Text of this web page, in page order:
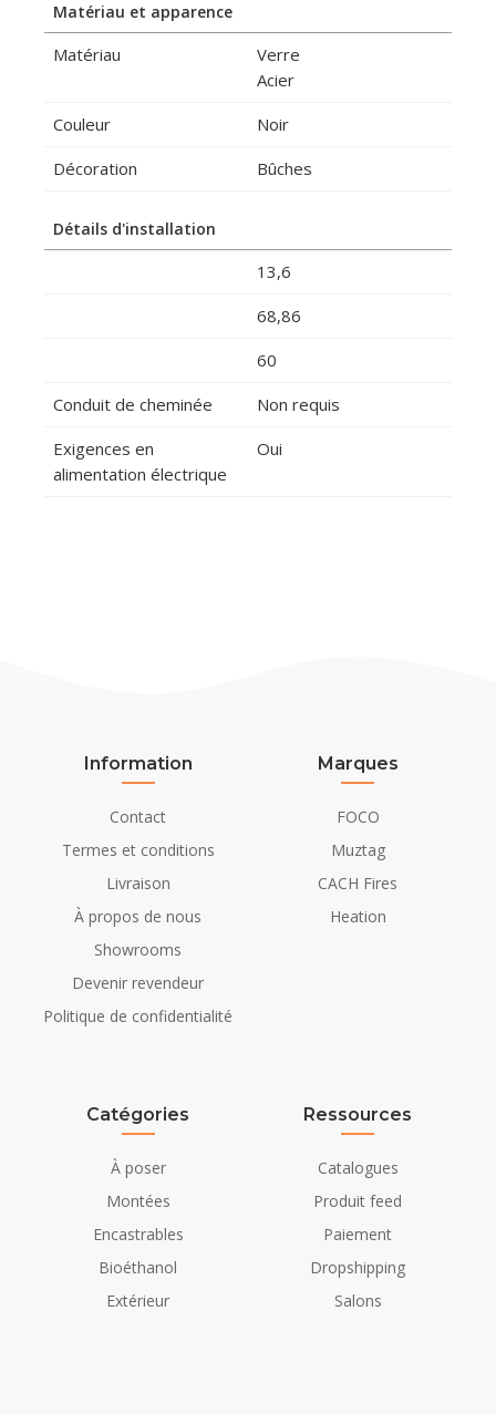
Matériau et apparence
Matériau
Verre
Acier
Couleur
Noir
Décoration
Bûches
Détails d'installation
13,6
68,86
60
Conduit de cheminée
Non requis
Exigences en
alimentation électrique
Oui
Information
Contact
Termes et conditions
Livraison
À propos de nous
Showrooms
Devenir revendeur
Politique de confidentialité
Marques
FOCO
Muztag
CACH Fires
Heation
Catégories
À poser
Montées
Encastrables
Bioéthanol
Extérieur
Ressources
Catalogues
Produit feed
Paiement
Dropshipping
Salons